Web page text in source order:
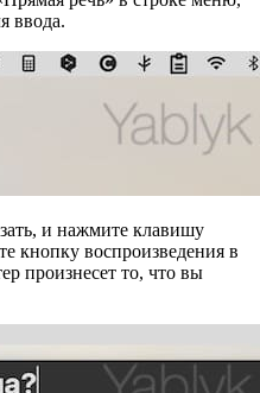
ввода.
и нажмите клавишу
кнопку воспроизведения в
произнесет то, что вы